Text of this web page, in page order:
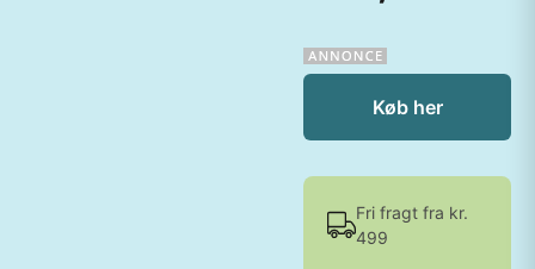
Køb her
Fri fragt fra kr.
499